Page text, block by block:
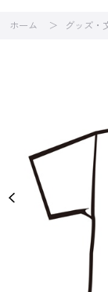
ホーム グッズ・